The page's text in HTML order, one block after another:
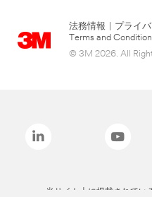
法務情報 プライ
Terms and
© 3M 2026. All
当サイト上に掲載されてい